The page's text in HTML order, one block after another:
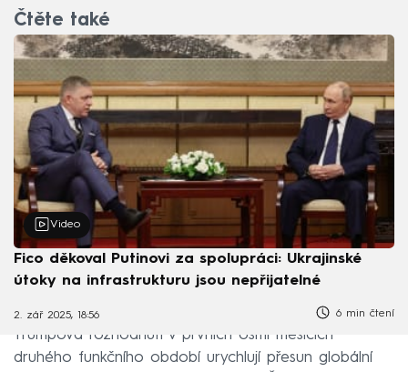
Čtěte také
Video
Fico děkoval Putinovi za spolupráci: Ukrajinské
útoky na infrastrukturu jsou nepřijatelné
2. zář 2025, 18:56 6 min čtení
Trumpova rozhodnutí v prvních osmi měsících
druhého funkčního období urychlují přesun globální